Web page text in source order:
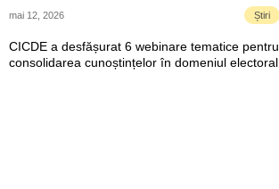
mai 12, 2026 Știri
CICDE a desfășurat 6 webinare tematice pentru
consolidarea cunoștințelor în domeniul electoral